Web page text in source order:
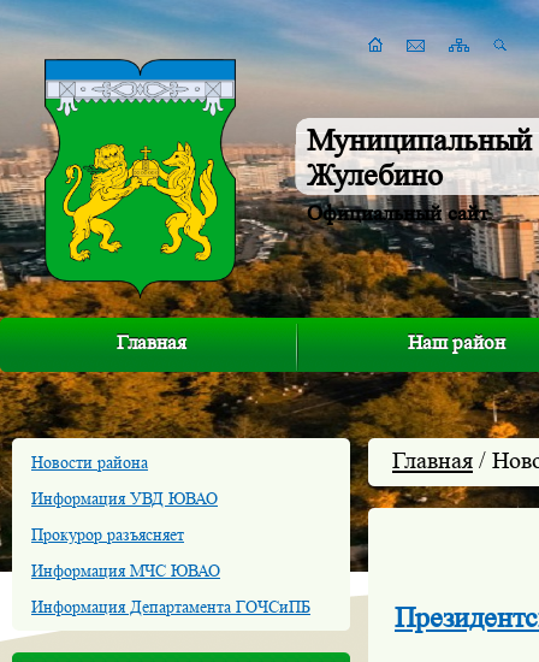
Муниципальный
Жулебино
Официальный сайт
Главная Наш район
Новости района
Информация УВД ЮВАО
Прокурор разъясняет
Информация МЧС ЮВАО
Информация Департамента ГОЧСиПБ
Главная /